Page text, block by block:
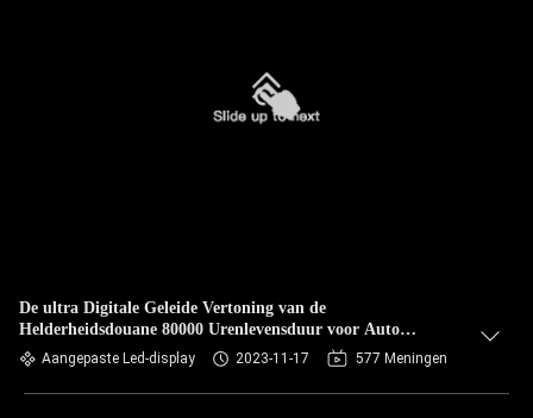
De ultra Digitale Geleide Vertoning van de
Helderheidsdouane 80000 Urenlevensduur voor Auto
Steunende Radar
Aangepaste Led-display 2023-11-17 577 Meningen